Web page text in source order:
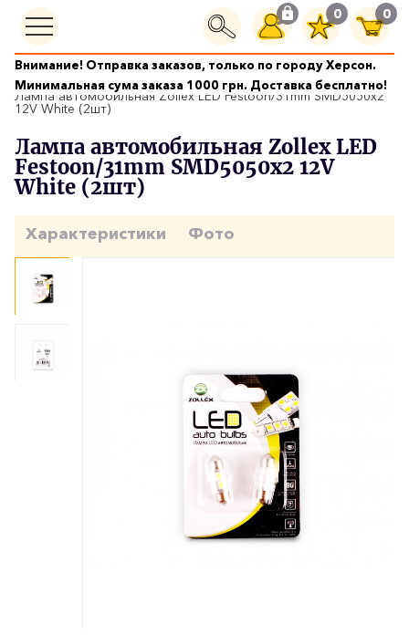
0 0
Внимание! Отправка заказов, только по городу Херсон.
Минимальная сума заказа 1000 грн. Доставка бесплатно!
Автолампы
Лампа автомобильная Zollex LED Festoon/31mm SMD5050x2
12V White (2шт)
Лампа автомобильная Zollex LED
Festoon/31mm SMD5050x2 12V
White (2шт)
Характеристики Фото